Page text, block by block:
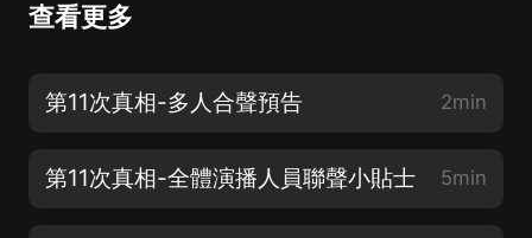
查看更多
第11次真相-多人合聲預告 2min
第11次真相-全體演播人員聯聲小貼士 5min